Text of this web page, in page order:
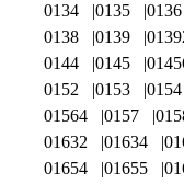
0134 0135 0136
0138
0139
0144
0145
0152
0153 0154
01564
0157
01632
01634
01654
01655